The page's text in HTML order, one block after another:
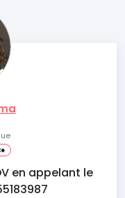
en appelant le